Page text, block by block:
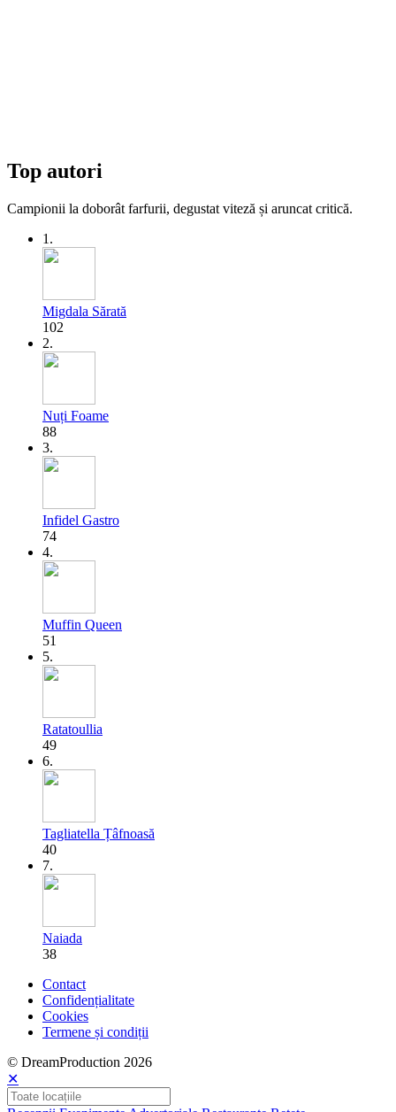
Top autori
Campionii la doborât farfurii, degustat viteză și aruncat critică.
1.
Migdala Sărată
102
2.
Nuți Foame
88
3.
Infidel Gastro
74
4.
Muffin Queen
51
5.
Ratatoullia
49
6.
Tagliatella Țâfnoasă
40
7.
Naiada
38
Contact
Confidențialitate
Cookies
Termene și condiții
© DreamProduction 2026
✕